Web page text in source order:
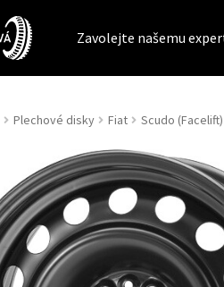
Zavolejte našemu
Plechové disky Fiat Scudo (Facelift)